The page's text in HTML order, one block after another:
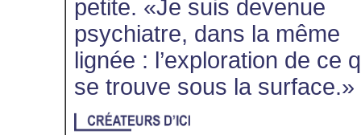
petite. «Je suis devenue
psychiatre, dans la même
lignée : l’exploration de ce
se trouve sous la surface.»